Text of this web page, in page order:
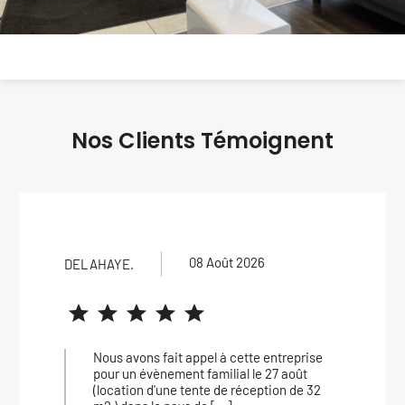
Nos Clients Témoignent
08 Août 2026
appel à cette entreprise
familial le 27 août
tente de réception de 32
J’ai fait appel à
mariage, tout
matériel est très